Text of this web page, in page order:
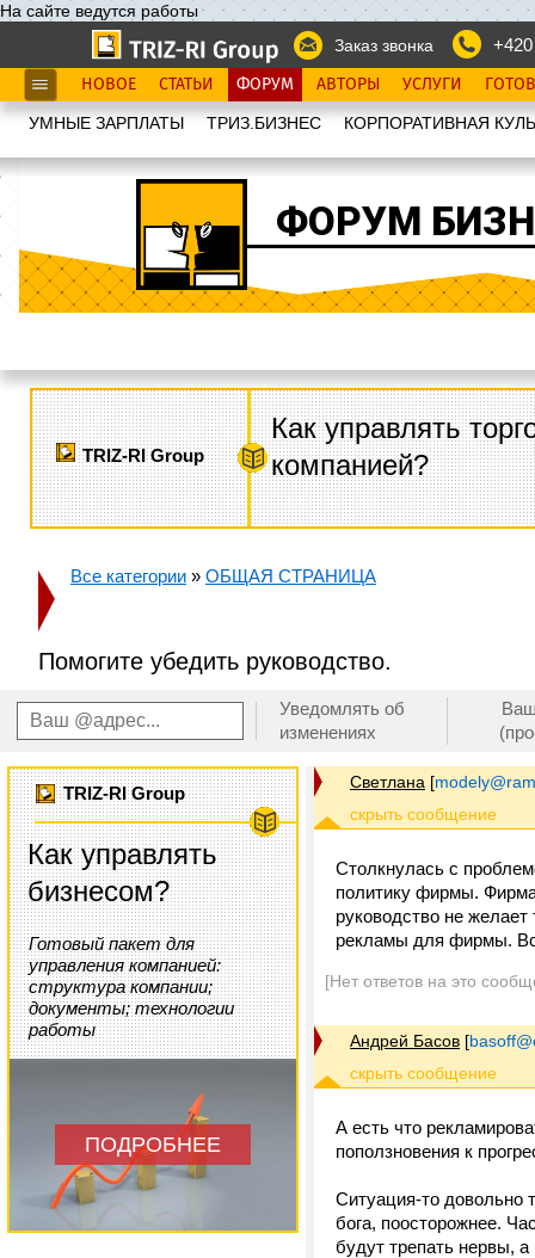
На сайте ведутся работы
Заказ звонка
НОВОЕ СТАТЬИ ФОРУМ АВТОРЫ УСЛУГИ
УМНЫЕ ЗАРПЛАТЫ ТРИЗ.БИЗНЕС КОРПОРАТИВНАЯ
ФОРУМ
TRIZ-RI Group
Как управлять
компанией?
Все категории » ОБЩАЯ СТРАНИЦА
Помогите убедить руководство.
Уведомлять об
изменениях
TRIZ-RI Group
Как управлять
бизнесом?
Готовый пакет для
управления компанией:
структура компании;
документы; технологии
работы
ПОДРОБНЕЕ
Светлана [
Столкнулась с
политику фирмы.
руководство не желает
рекламы для фирмы.
[Нет ответов на это
Андрей Басов [
А есть что
поползновения к
Ситуация-то довольно
бога, поосторожнее.
будут трепать нервы, а